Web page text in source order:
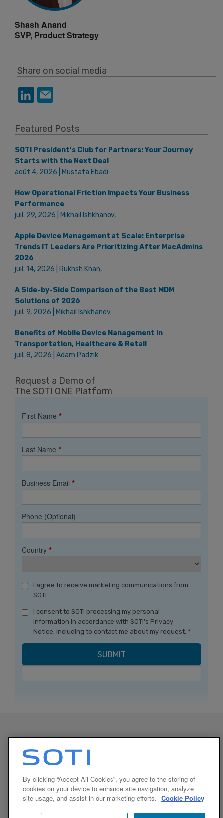
Shash Anand
SVP, Product Strategy
Share on social media
Featured Posts
SOTI President’s Club for Partners: Your Journey
Starts with the Next Deal
août 4, 2026 | Mustafa Ebadi
How Operational Friction Impacts Your Business
Performance
juil. 29, 2026 | Mikhail Ishkhanov,
Apple Device Management at Scale: Enterprise
Trends IT Leaders Are Prioritizing After MacAdmins
2026
juil. 14, 2026 | Rukhsh Khan,
A Side-by-Side Comparison of the Best MDM
Solutions of 2026
juil. 9, 2026 | Mikhail Ishkhanov,
Benefits of Mobile Device Management in
Transportation, Healthcare & Retail
juil. 8, 2026 | Adam Padzik
Request a Demo of
The SOTI ONE Platform
First Name *
Last Name *
Business Email *
Phone (Optional)
Country *
I agree to receive marketing communications from
SOTI.
I consent to SOTI processing my personal
information in accordance with SOTI's Privacy
Notice, including to contact me about my request. *
© 1995-2026 SOTI Inc. Tous droits réservés.
Confidentialité
Politique d’accessibilité SOTI
Conditions d’utilisation du site Web
By clicking “Accept All Cookies”, you agree to the storing of
cookies on your device to enhance site navigation, analyze
site usage, and assist in our marketing efforts. Cookie Policy